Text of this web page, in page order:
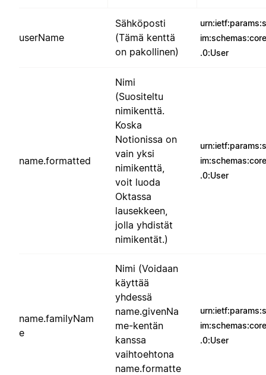
userName
Sähköposti
(Tämä kenttä
on pakollinen)
.0:User
name.formatted
Nimi
(Suositeltu
nimikenttä.
Koska
Notionissa on
vain yksi
nimikenttä,
voit luoda
Oktassa
lausekkeen,
jolla yhdistät
nimikentät.)
.0:User
name.familyNam
e
Nimi (Voidaan
käyttää
yhdessä
name.givenNa
me-kentän
kanssa
vaihtoehtona
name.formatte
.0:User